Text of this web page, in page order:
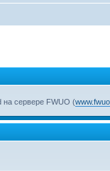
сервере FWUO (